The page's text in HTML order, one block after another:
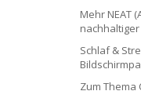
Mehr NEAT
Schlaf &
Zum Thema